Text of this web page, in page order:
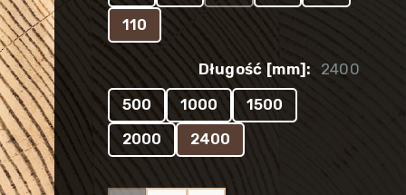
110
Długość [mm]: 2400
500 1000 1500
2000 2400